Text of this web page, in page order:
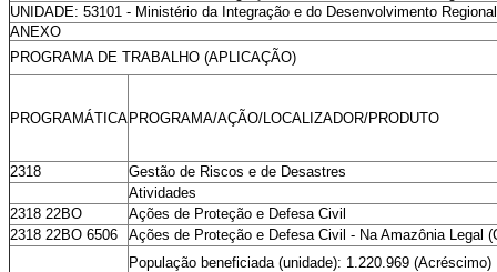
UNIDADE: 53101 - Ministério da Integração e do Desenvolvimento
ANEXO
PROGRAMA DE TRABALHO (APLICAÇÃO)
PROGRAMÁTICA PROGRAMA/AÇÃO/LOCALIZADOR/PRODUTO
2318
Gestão de Riscos e de Desastres
Atividades
2318 22BO
Ações de Proteção e Defesa Civil
2318 22BO 6506
Ações de Proteção e Defesa Civil - Na Amazônia Legal
População beneficiada (unidade): 1.220.969 (Acréscimo)